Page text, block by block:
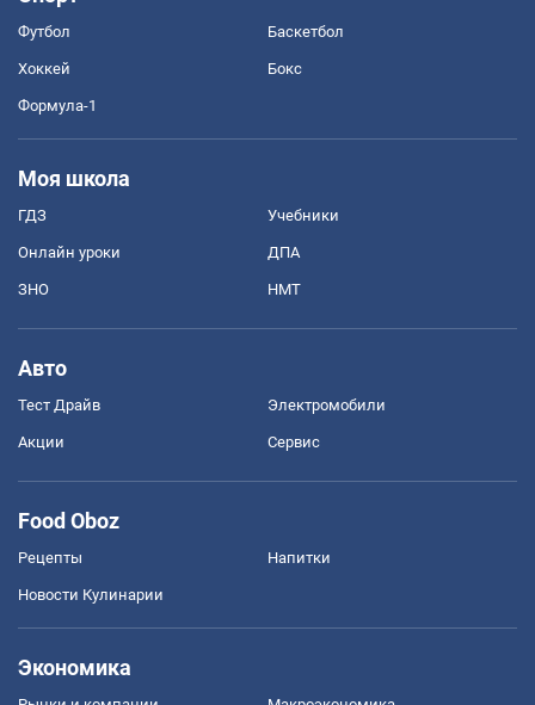
Футбол Баскетбол
Хоккей Бокс
Формула-1
Моя школа
ГДЗ Учебники
Онлайн уроки ДПА
ЗНО НМТ
Авто
Тест Драйв Электромобили
Акции Сервис
Food Oboz
Рецепты Напитки
Новости Кулинарии
Экономика